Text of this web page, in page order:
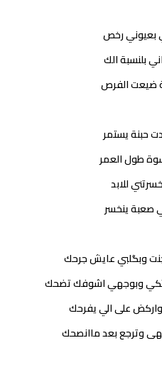
بعيوني رخص
بلنسبة الك
ضيعت الفرص
حبنة يستمر
طول العمر
للابد
صعبة ينخسر
وبگلبي عايش جرحك
وبوجهي اشوفك تضحك
واركض على الي يفرحك
وترجع بعد ماانصحك